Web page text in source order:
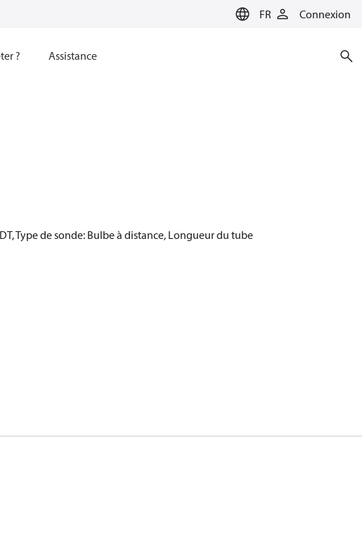
FR Connexion
? Assistance
Type de sonde: Bulbe à distance, Longueur du tube